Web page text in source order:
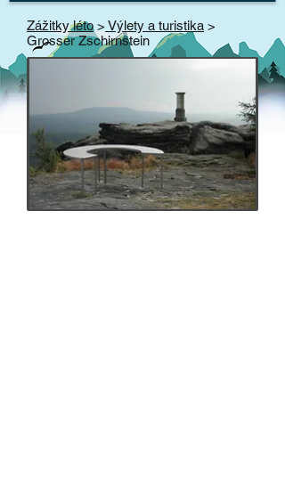
Zážitky léto> Výlety a turistika >
Grosser Zschirnstein